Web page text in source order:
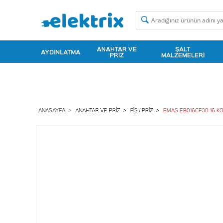
AYDINLATMA ANAHTAR VE
PRIZ
ŞALT
MALZEMELERI
ANASAYFA ANAHTAR VE PRIZ FIŞ / PRIZ EMAS EB016CF00 16